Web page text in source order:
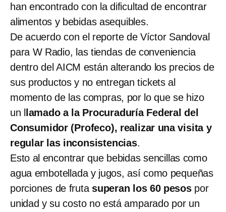
han encontrado con la dificultad de encontrar
alimentos y bebidas asequibles.
De acuerdo con el reporte de Víctor Sandoval
para W Radio, las tiendas de conveniencia
dentro del AICM están alterando los precios de
sus productos y no entregan tickets al
momento de las compras, por lo que se hizo
un l
lamado a la Procuraduría Federal del
Consumidor (Profeco), realizar una visita y
regular las inconsistencias.
Esto al encontrar que bebidas sencillas como
agua embotellada y jugos, así como pequeñas
porciones de fruta superan los 60 pesospor
unidad y su costo no está amparado por un